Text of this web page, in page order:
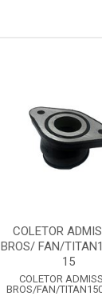
COLETOR
BROS/ FAN/
15
COLETOR
BROS/FAN/